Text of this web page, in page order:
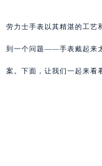
劳力士手表以其精湛的工艺
到一个问题——手表戴起来
案。下面，让我们一起来看